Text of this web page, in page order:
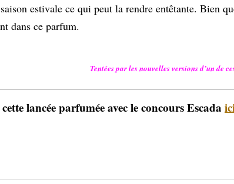
estivale ce qui peut la rendre entêtante. Bien
dans ce parfum.
Tentées par les nouvelles versions d’un de
lancée parfumée avec le concours Escada